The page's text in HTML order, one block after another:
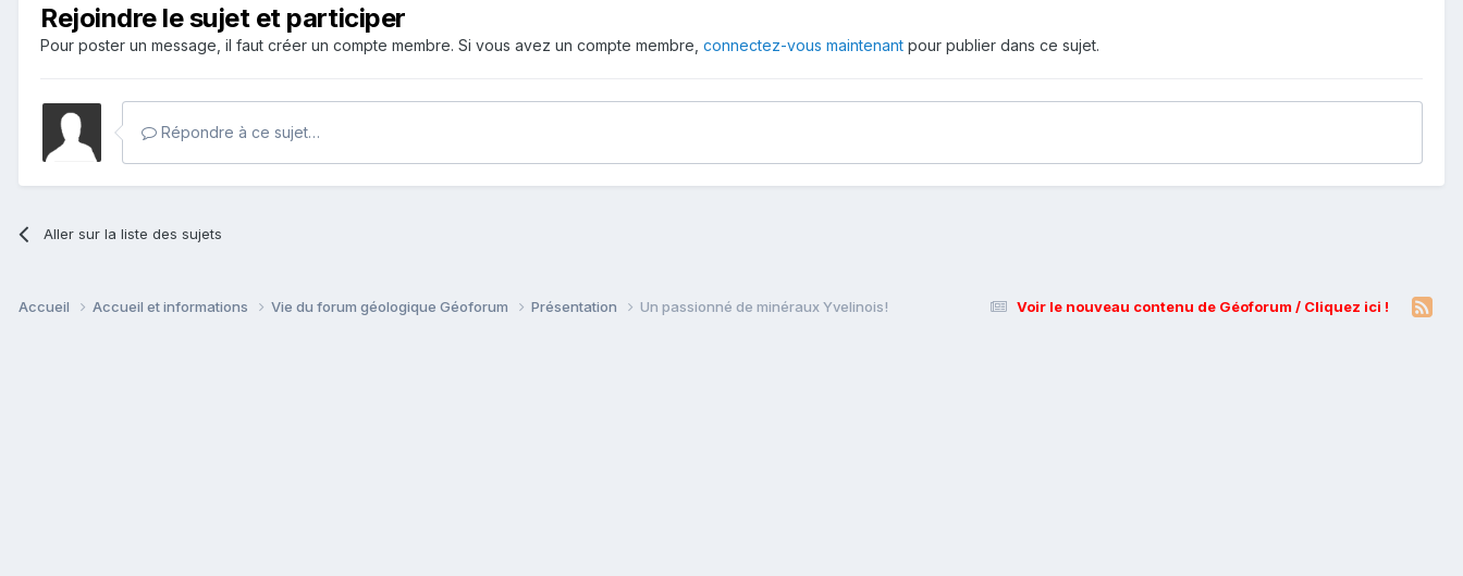
Rejoindre le sujet et participer
Pour poster un message, il faut créer un compte membre. Si vous avez un compte membre, connectez-vous maintenant pour publier dans ce sujet.
Répondre à ce sujet…
Aller sur la liste des sujets
Voir le nouveau contenu de Géoforum / Cliquez ici !
Accueil Accueil et informations Vie du forum géologique Géoforum Présentation Un passionné de minéraux Yvelinois!